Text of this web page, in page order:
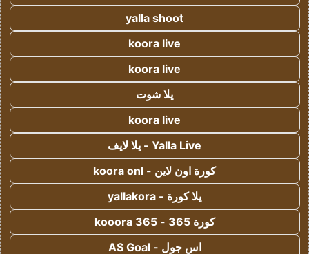
yalla shoot
koora live
koora live
يلا شوت
koora live
Yalla Live - يلا لايف
كورة اون لاين - koora onl
يلا كورة - yallakora
كورة 365 - kooora 365
اس جول - AS Goal